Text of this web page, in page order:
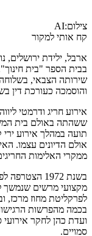
צילום:AI
קח אותי למקור
ארבל, ילידת ירושלים,
בבית הספר "בית
שירותה הצבאי,
והוסמכה כעורכת דין בשנת 1969 לאחר התמחות
ששהתה באולם בית
תועה במהלך אירוע
אולם הדיונים עצמו.
ממקרי האלימות
בשנת 1972
לפרקליטת מחוז מרכז,
ועדת כהן לחקר אירועי
סמויים.